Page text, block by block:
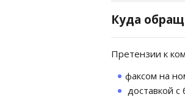
Куда
Претензии к
факсом на
доставкой